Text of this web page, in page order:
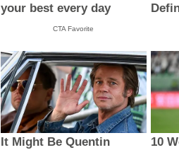
your best every day
CTA Favorite
It Might Be Quentin
10